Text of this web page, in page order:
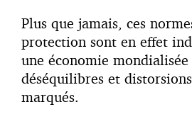
Plus que jamais, ces
protection sont en effet
une économie mondialisée
déséquilibres et
marqués.